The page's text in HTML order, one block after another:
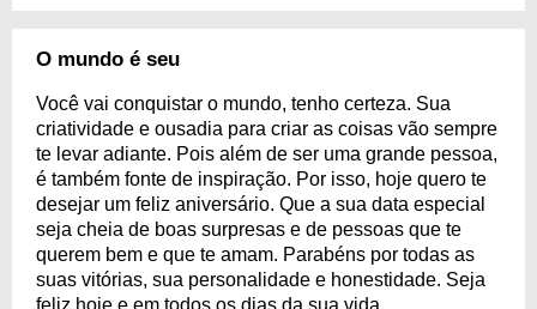
O mundo é seu
Você vai conquistar o mundo, tenho certeza. Sua
criatividade e ousadia para criar as coisas vão sempre
te levar adiante. Pois além de ser uma grande pessoa,
é também fonte de inspiração. Por isso, hoje quero te
desejar um feliz aniversário. Que a sua data especial
seja cheia de boas surpresas e de pessoas que te
querem bem e que te amam. Parabéns por todas as
suas vitórias, sua personalidade e honestidade. Seja
feliz hoje e em todos os dias da sua vida.